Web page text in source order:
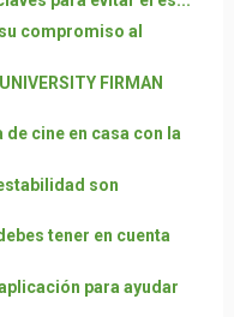
compromiso al
FIRMAN
cine en casa con la
son
tener en cuenta
para ayudar